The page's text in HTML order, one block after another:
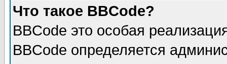
Что такое BBCode?
BBCode это особая
BBCode определяется